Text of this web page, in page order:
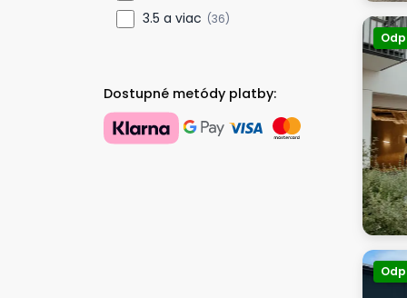
3.5 a viac (36)
Dostupné metódy platby: